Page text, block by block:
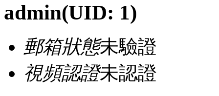
admin(UID: 1)
郵箱狀態未驗證
視頻認證未認證